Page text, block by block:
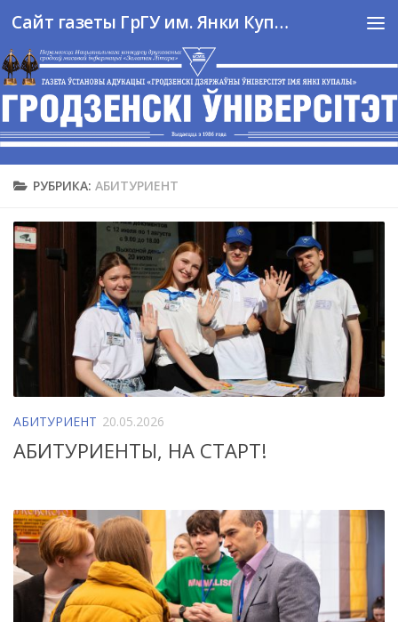
Перейти к содержимому Сайт газеты ГрГУ им. Янки Купалы
РУБРИКА: АБИТУРИЕНТ
АБИТУРИЕНТ 20.05.2026
АБИТУРИЕНТЫ, НА СТАРТ!